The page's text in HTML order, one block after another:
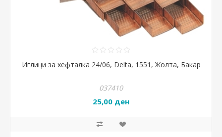
Иглици за хефталка 24/06, Delta, 1551, Жолта, Бакар
037410
25,00 ден